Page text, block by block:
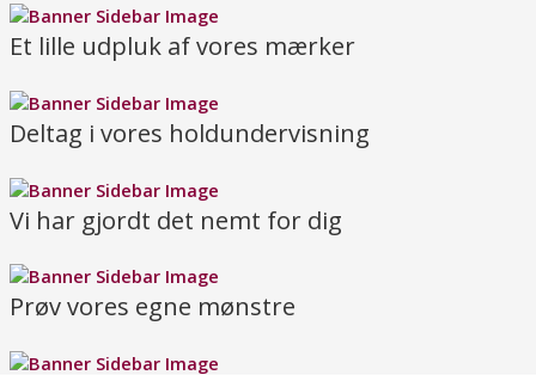
Et lille udpluk af vores mærker
Deltag i vores holdundervisning
Vi har gjordt det nemt for dig
Prøv vores egne mønstre